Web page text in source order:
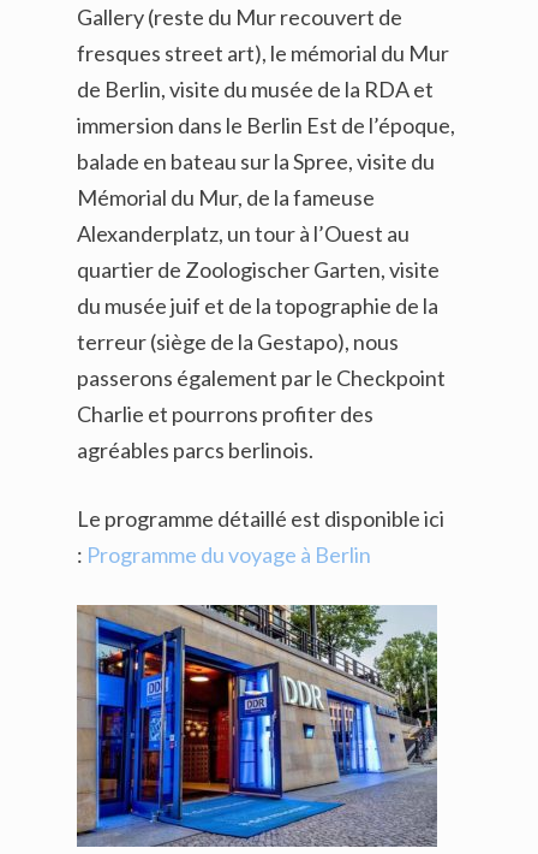
Gallery (reste du Mur recouvert de
fresques street art), le mémorial du Mur
de Berlin, visite du musée de la RDA et
immersion dans le Berlin Est de l’époque,
balade en bateau sur la Spree, visite du
Mémorial du Mur, de la fameuse
Alexanderplatz, un tour à l’Ouest au
quartier de Zoologischer Garten, visite
du musée juif et de la topographie de la
terreur (siège de la Gestapo), nous
passerons également par le Checkpoint
Charlie et pourrons profiter des
agréables parcs berlinois.
Le programme détaillé est disponible ici
: Programme du voyage à Berlin